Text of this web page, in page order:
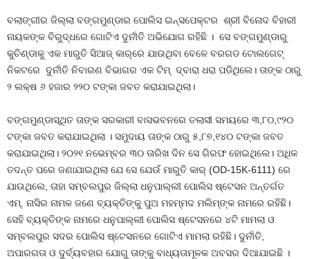
ବଲାଙ୍ଗୀର ଜିଲ୍ଲା ବଙ୍ଗମୁଣ୍ଡାର ପୋଲିସ ଇନ୍‌ସପେକ୍ଟର ଶ୍ରୀ ବିନୋଦ ବିହାରୀ
ନାୟକଙ୍କ ବିରୁଦ୍ଧରେ ଗୋଟିଏ ଦୁର୍ନୀତି ଅଭିଯୋଗ ରହିଛି । ସେ ବଙ୍ଗମୁଣ୍ଡାରୁ
କୁଚିଣ୍ଡାକୁ ଏକ ମାରୁତି ସିଆଜ୍‌ କାର୍‌ରେ ଯାଉଥିବା ବେଳେ ବରଗଡ ଟୋଲଗେଟ୍‌
ନିକଟରେ ଦୁର୍ନୀତି ନିବାରଣ ବିଭାଗର ଏକ ଟିମ୍‌ ଦ୍ବାରା ଧରା ପଡିଥିଲେ। ତାଙ୍କ ଠାରୁ
୨ ଲକ୍ଷ ୬ ହଜାର ୨୨୦ ଟଙ୍କା ଜବତ କରାଯାଇଥିଲା।
ବଙ୍ଗମୁଣ୍ଡାସ୍ଥିତ ତାଙ୍କ ସରକାରୀ ବାସଭବନରେ ତଲାସୀ ସମୟରେ ୩,୮୦,୯୨୦
ଟଙ୍କା ଜବତ କରାଯାଇଥିଲା । ସମୁଦାୟ ତାଙ୍କ ଠାରୁ ୫,୮୭,୧୪୦ ଟଙ୍କା ଜବତ
କରାଯାଇଥିଲା। ୨୦୨୧ ନଭେମ୍ବର ୩୦ ତାରିଖ ଦିନ ସେ ଗିରଫ ହୋଇଥିଲେ। ଅଧିକ
ତଦନ୍ତ ପରେ ଜଣାଯାଇଥିଲା ଯେ ସେ ଯେଉଁ ମାରୁତି କାର୍‌ (OD-15K-6111) ରେ
ଯାଉଥିଲେ, ତାହା ସମ୍ବଲପୁର ଜିଲ୍ଲା ଧନୁପାଲ୍ଲୀ ପୋଲିସ ଷ୍ଟେସନ ଅନ୍ତର୍ଗତ
ଏମ୍. ନାସିର ନାମକ ଜଣେ ବ୍ୟକ୍ତିଙ୍କୁ ପୁଅ ମହମ୍ମଦ ମଲିମ୍ଙ୍କ ନାମରେ ରହିଛି।
ସେହି ବ୍ୟକ୍ତିଙ୍କ ନାମରେ ଧନୁପାଲ୍ଲୀ ପୋଲିସ ଷ୍ଟେସନରେ ୪ଟି ମାମଲା ଓ
ସମ୍ବଲପୁର ସଦର ପୋଲିସ ଷ୍ଟେସନରେ ଗୋଟିଏ ମାମଲା ରହିଛି। ଦୁର୍ନୀତି,
ଅପାରଗତା ଓ ଦୁର୍ବ୍ୟବହାର ଯୋଗୁ ତାଙ୍କୁ ବାଧ୍ୟତାମୂଳକ ଅବସର ଦିଆଯାଇଛି ।